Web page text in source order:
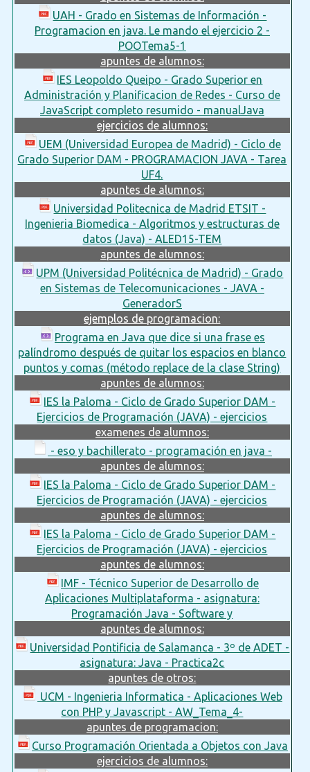
UAH - Grado en Sistemas de Información -
Programacion en java. Le mando el ejercicio 2 -
POOTema5-1
apuntes de alumnos:
IES Leopoldo Queipo - Grado Superior en
Administración y Planificacion de Redes - Curso de
JavaScript completo resumido - manualJava
ejercicios de alumnos:
UEM (Universidad Europea de Madrid) - Ciclo de
Grado Superior DAM - PROGRAMACION JAVA - Tarea
UF4.
apuntes de alumnos:
Universidad Politecnica de Madrid ETSIT -
Ingenieria Biomedica - Algoritmos y estructuras de
datos (Java) - ALED15-TEM
apuntes de alumnos:
UPM (Universidad Politécnica de Madrid) - Grado
en Sistemas de Telecomunicaciones - JAVA -
GeneradorS
ejemplos de programacion:
Programa en Java que dice si una frase es
palíndromo después de quitar los espacios en blanco
puntos y comas (método replace de la clase String)
apuntes de alumnos:
IES la Paloma - Ciclo de Grado Superior DAM -
Ejercicios de Programación (JAVA) - ejercicios
examenes de alumnos:
- eso y bachillerato - programación en java -
apuntes de alumnos:
IES la Paloma - Ciclo de Grado Superior DAM -
Ejercicios de Programación (JAVA) - ejercicios
apuntes de alumnos:
IES la Paloma - Ciclo de Grado Superior DAM -
Ejercicios de Programación (JAVA) - ejercicios
apuntes de alumnos:
IMF - Técnico Superior de Desarrollo de
Aplicaciones Multiplataforma - asignatura:
Programación Java - Software y
apuntes de alumnos:
Universidad Pontificia de Salamanca - 3º de ADET -
asignatura: Java - Practica2c
apuntes de otros:
UCM - Ingenieria Informatica - Aplicaciones Web
con PHP y Javascript - AW_Tema_4-
apuntes de programacion:
Curso Programación Orientada a Objetos con Java
ejercicios de alumnos: